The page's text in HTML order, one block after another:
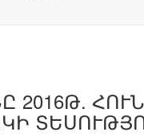
2016Թ.